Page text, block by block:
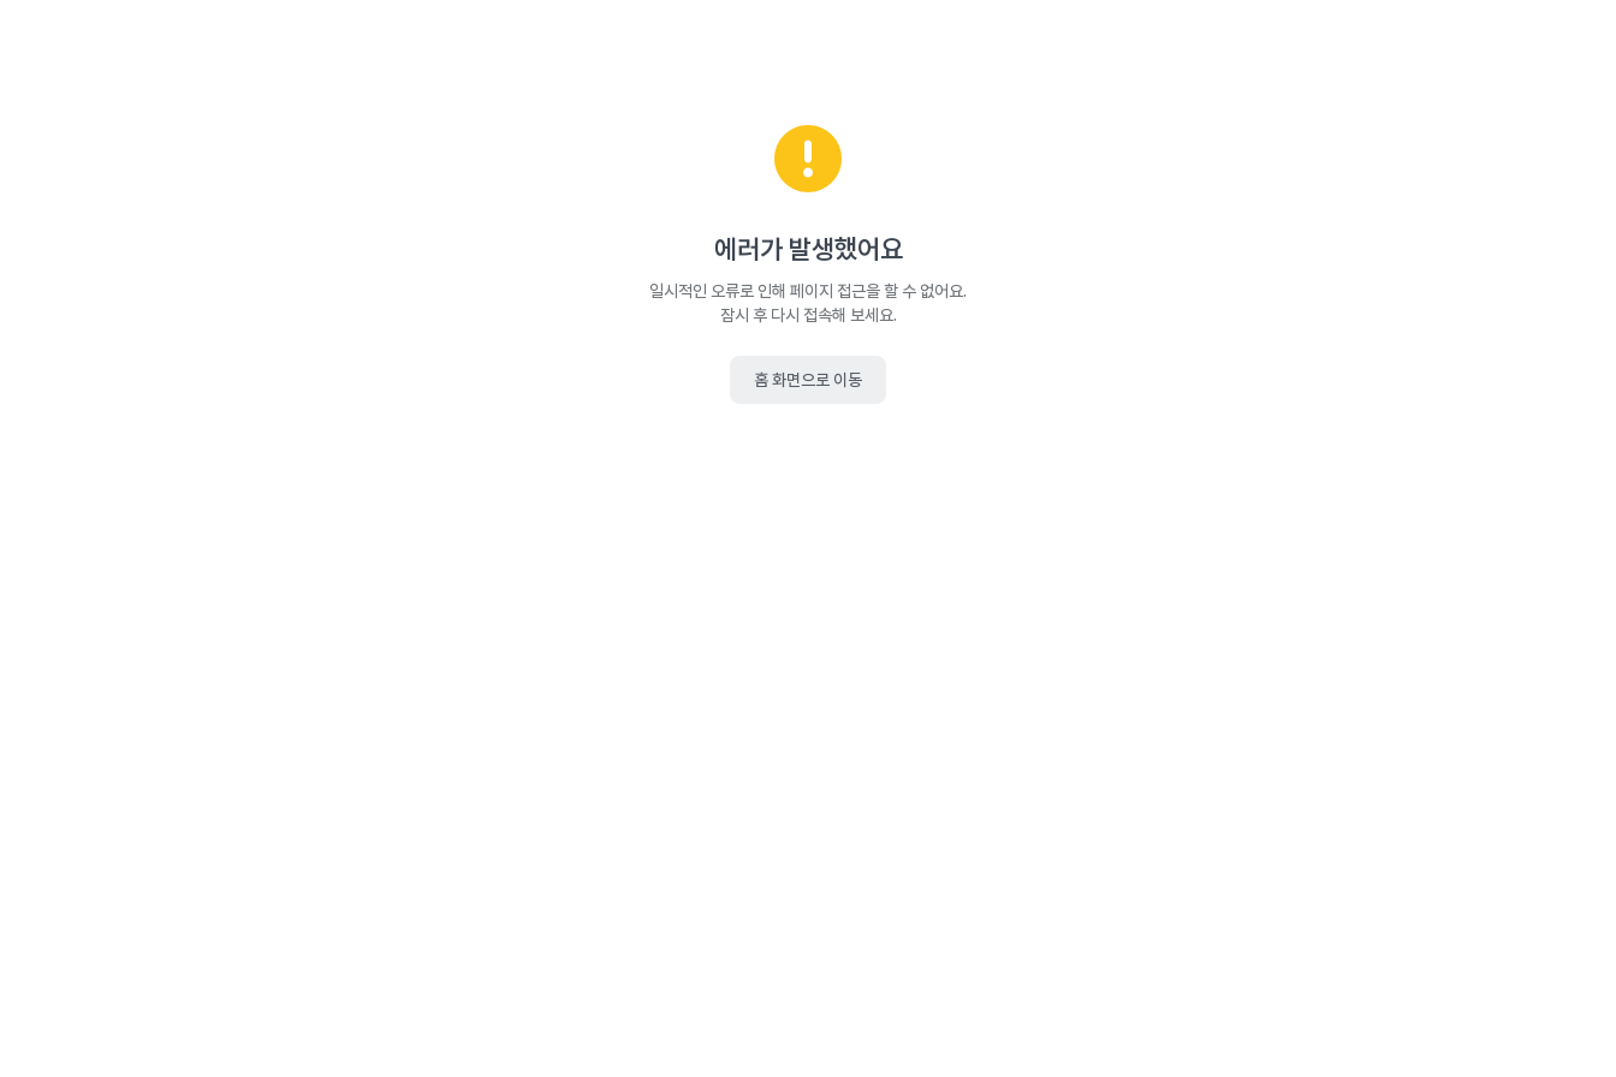
에러가 발생했어요
일시적인 오류로 인해 페이지 접근을 할 수 없어요.
잠시 후 다시 접속해 보세요.
홈 화면으로 이동